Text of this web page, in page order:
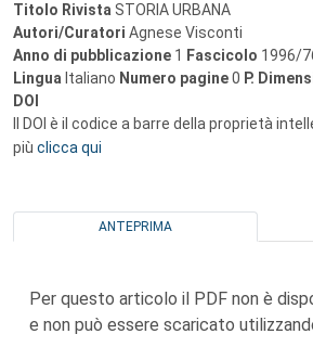
Titolo Rivista STORIA URBANA
Autori/Curatori Agnese Visconti
Anno di pubblicazione 1 Fascicolo 1996/
Lingua Italiano Numero pagine0 P.
DOI
Il DOI è il codice a barre della proprietà
più clicca qui
ANTEPRIMA
Per questo articolo il PDF non è
e non può essere scaricato